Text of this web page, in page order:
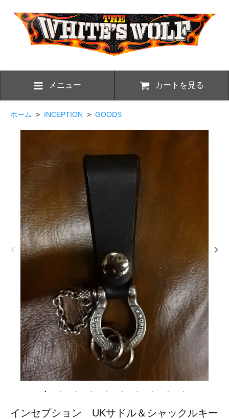
メニュー カートを見る
ホーム > INCEPTION > GOODS
インセプション UKサドル＆シャックルキー